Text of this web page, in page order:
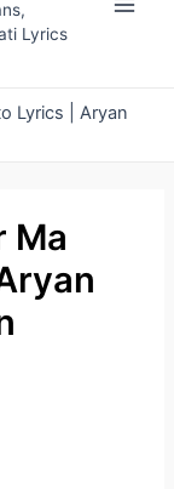
Lyrics
Lyrics | Aryan
Ma